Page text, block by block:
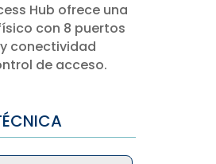
Hub ofrece una
con 8 puertos
y conectividad
de acceso.